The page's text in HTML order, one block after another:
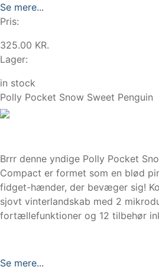
Se mere...
Pris:
325.00 KR.
Lager:
in stock
Polly Pocket Snow Sweet Penguin
Brrr denne yndige Polly Pocket
Compact er formet som en blød
fidget-hænder, der bevæger sig!
sjovt vinterlandskab med 2
fortællefunktioner og 12 tilbehør
Se mere...